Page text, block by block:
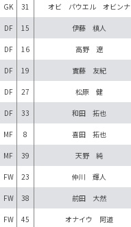
GK 31 オビ パウエル オビンナ
DF 15 伊藤 槙人
DF 16 高野 遼
DF 19 實藤 友紀
DF 27 松原 健
DF 33 和田 拓也
MF 8 喜田 拓也
MF 39 天野 純
FW 23 仲川 輝人
FW 38 前田 大然
FW 45 オナイウ 阿道